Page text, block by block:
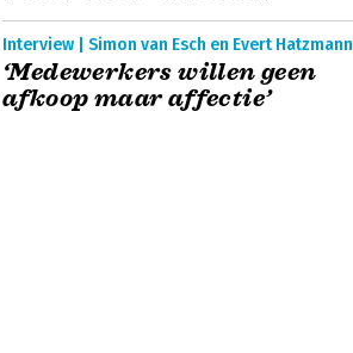
Interview | Simon van Esch en Evert Hatzmann
‘Medewerkers willen geen
afkoop maar affectie’